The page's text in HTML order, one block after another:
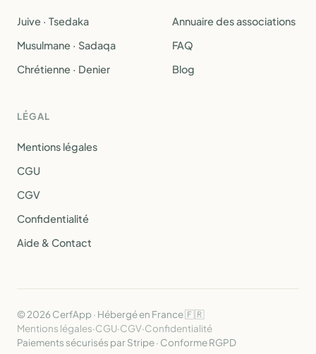
Juive · Tsedaka
Musulmane · Sadaqa
Chrétienne · Denier
Annuaire des associations
FAQ
Blog
LÉGAL
Mentions légales
CGU
CGV
Confidentialité
Aide & Contact
© 2026 CerfApp · Hébergé en France 🇫🇷
Mentions légales·CGU·CGV·Confidentialité
Paiements sécurisés par Stripe · Conforme RGPD